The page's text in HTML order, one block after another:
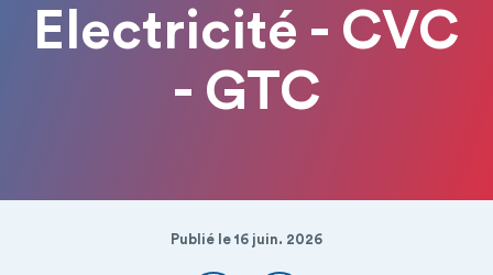
Electricité - CVC
- GTC
Publié le 16 juin. 2026